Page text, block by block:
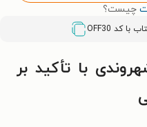
چیست؟
OFF30
با تأکید بر